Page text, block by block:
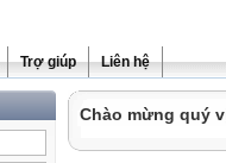
Trợ giúp Liên hệ
Chào mừng quý